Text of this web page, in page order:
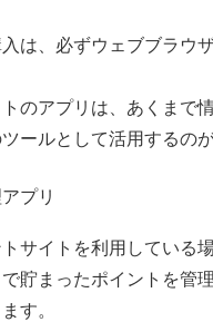
は、必ずウェブブラウ
のアプリは、あくまで
ールとして活用するの
プリ
サイトを利用している
貯まったポイントを管
す。